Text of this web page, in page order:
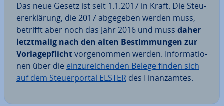
Das neue Gesetz ist seit 1.1.2017 in Kraft. Die Steu­
er­erklä­rung, die 2017 abgegeben werden muss,
betrifft aber noch das Jahr 2016 und muss daher
letzt­ma­lig nach den alten Be­stim­mun­gen zur
Vor­la­ge­pflichtvor­ge­nom­men werden. In­for­ma­tio­
nen über die ein­zu­rei­chen­den Belege finden sich
auf dem Steu­er­por­tal ELSTER des Fi­nanz­am­tes.